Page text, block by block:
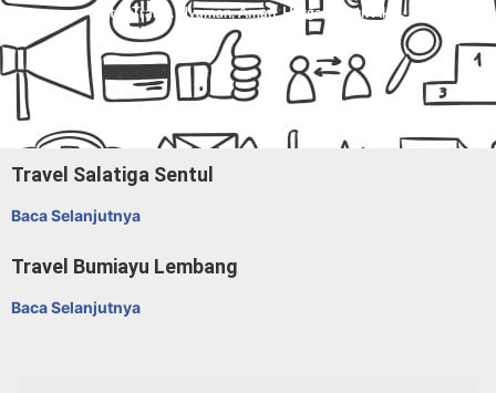
Mitra Trans
. Nyaman, Aman, Harga Masuk Akal.
Travel Salatiga Sentul
Baca Selanjutnya
Travel Bumiayu Lembang
Baca Selanjutnya